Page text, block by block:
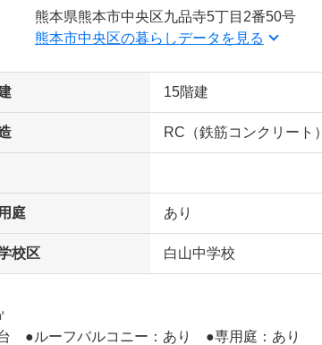
熊本県熊本市中央区九品寺5丁目2番50号
熊本市中央区の暮らしデータを見る
15階建
RC（鉄筋コンクリート）
庭 あり
校区 白山中学校
●ルーフバルコニー：あり ●専用庭：あり